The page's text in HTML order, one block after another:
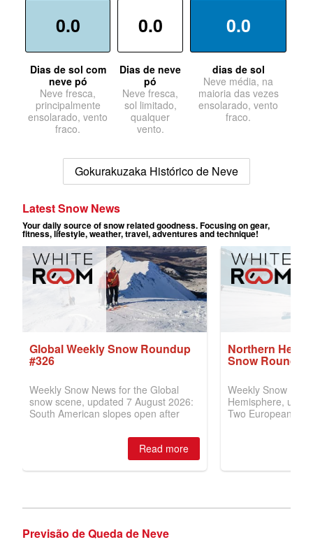
0.0
Dias de sol com
neve pó
Neve fresca,
principalmente
ensolarado, vento
fraco.
0.0
Dias de neve
pó
Neve fresca,
sol limitado,
qualquer
vento.
0.0
dias de sol
Neve média, na
maioria das vezes
ensolarado, vento
fraco.
Gokurakuzaka Histórico de Neve
Previsão de Queda de Neve